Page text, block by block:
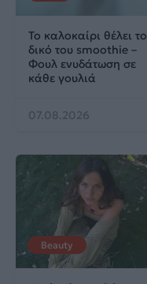
Το καλοκαίρι θέλει το
δικό του smoothie –
Φουλ ενυδάτωση σε
κάθε γουλιά
07.08.2026
Beauty